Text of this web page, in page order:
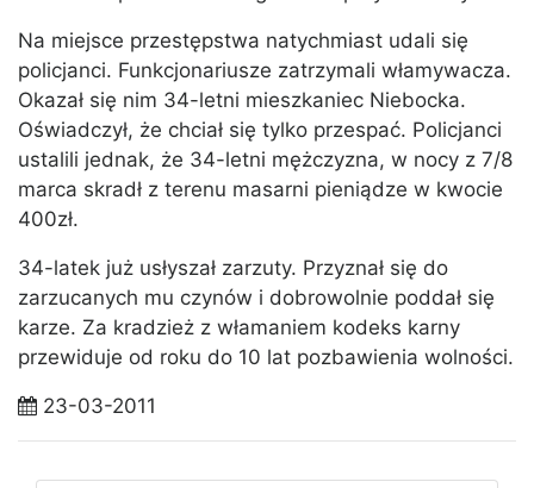
Na miejsce przestępstwa natychmiast udali się
policjanci. Funkcjonariusze zatrzymali włamywacza.
Okazał się nim 34-letni mieszkaniec Niebocka.
Oświadczył, że chciał się tylko przespać. Policjanci
ustalili jednak, że 34-letni mężczyzna, w nocy z 7/8
marca skradł z terenu masarni pieniądze w kwocie
400zł.
34-latek już usłyszał zarzuty. Przyznał się do
zarzucanych mu czynów i dobrowolnie poddał się
karze. Za kradzież z włamaniem kodeks karny
przewiduje od roku do 10 lat pozbawienia wolności.
23-03-2011